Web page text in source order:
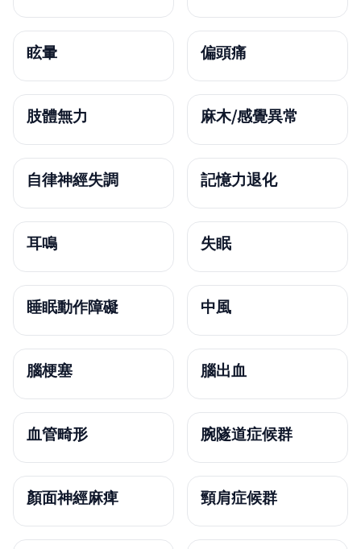
眩暈 偏頭痛
肢體無力 麻木/感覺異常
自律神經失調 記憶力退化
耳鳴 失眠
睡眠動作障礙 中風
腦梗塞 腦出血
血管畸形 腕隧道症候群
顏面神經麻痺 頸肩症候群